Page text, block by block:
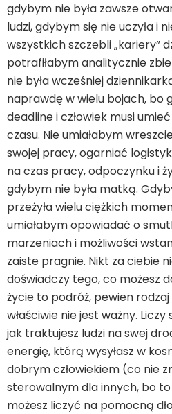
gdybym nie była zawsze
ludzi, gdybym się nie uczyła i
wszystkich szczebli „kariery”
potrafiłabym analitycznie
nie była wcześniej
naprawdę w wielu bojach, bo
deadline i człowiek musi
czasu. Nie umiałabym
swojej pracy, ogarniać
na czas pracy, odpoczynku i
gdybym nie była matką.
przeżyła wielu ciężkich
umiałabym opowiadać o
marzeniach i możliwości
zaiste pragnie. Nikt za ciebie
doświadczy tego, co możesz
życie to podróż, pewien
właściwie nie jest ważny.
jak traktujesz ludzi na swej
energię, którą wysyłasz w
dobrym człowiekiem (co nie
sterowalnym dla innych, bo
możesz liczyć na pomocną